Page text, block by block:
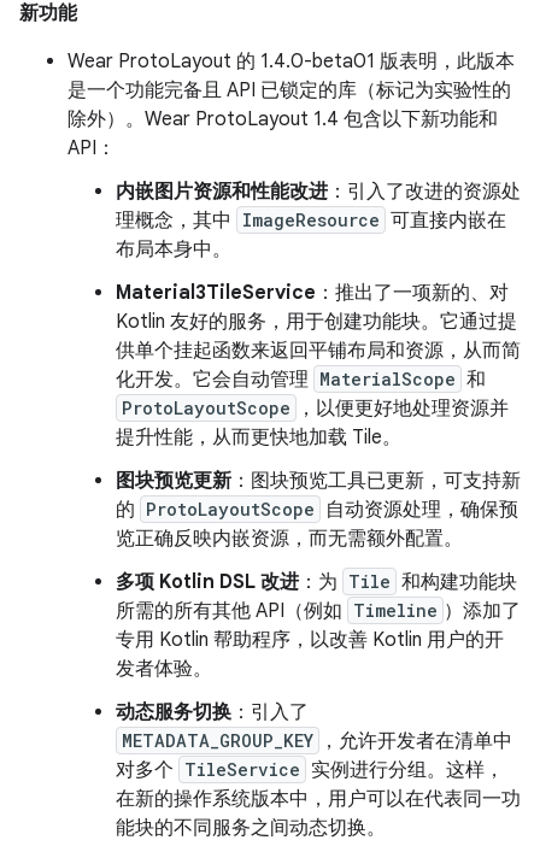
新功能
Wear ProtoLayout 的 1.4.0-beta01 版表明，此版本
是一个功能完备且 API 已锁定的库（标记为实验性的
除外）。Wear ProtoLayout 1.4 包含以下新功能和
API：
内嵌图片资源和性能改进 ：引入了改进的资源处
理概念，其中
ImageResource 可直接内嵌在
布局本身中。
Material3TileService ：推出了一项新的、对
Kotlin 友好的服务，用于创建功能块。它通过提
供单个挂起函数来返回平铺布局和资源，从而简
化开发。它会自动管理 MaterialScope 和
ProtoLayoutScope
，以便更好地处理资源并
提升性能，从而更快地加载 Tile。
图块预览更新 ：图块预览工具已更新，可支持新
的 ProtoLayoutScope
自动资源处理，确保预
览正确反映内嵌资源，而无需额外配置。
多项 Kotlin DSL 改进 ：为 Tile 和构建功能块
所需的所有其他 API（例如 Timeline ）添加了
专用 Kotlin 帮助程序，以改善 Kotlin 用户的开
发者体验。
动态服务切换 ：引入了
METADATA_GROUP_KEY
，允许开发者在清单中
对多个 TileService 实例进行分组。这样，
在新的操作系统版本中，用户可以在代表同一功
能块的不同服务之间动态切换。